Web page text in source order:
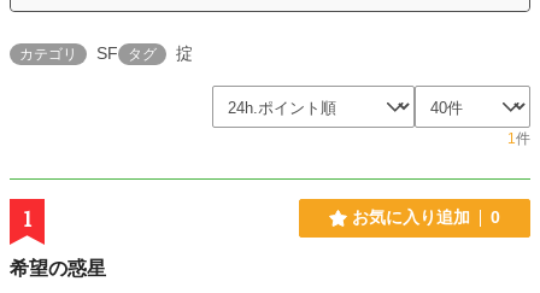
カテゴリ SF タグ 掟
1件
1 お気に入り追加 0
希望の惑星